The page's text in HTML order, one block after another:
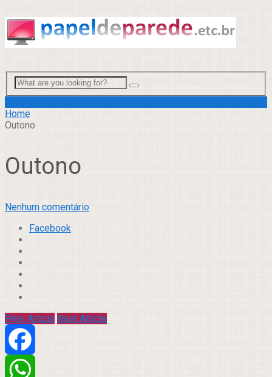
Home
Outono
Outono
Nenhum comentário
Facebook
Prev Article Next Article
Facebook